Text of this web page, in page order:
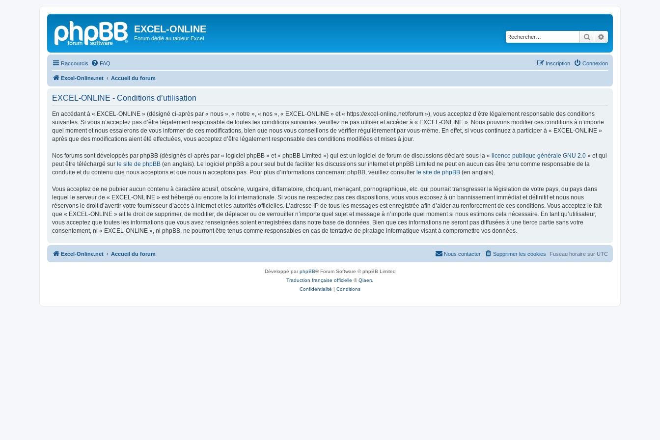
EXCEL-ONLINE
Forum dédié au tableur Excel Rechercher
Raccourcis FAQ Connexion
Inscription
Excel-Online.net Accueil du forum
EXCEL-ONLINE - Conditions d’utilisation
En accédant à « EXCEL-ONLINE » (désigné ci-après par « nous », « notre », « nos », « EXCEL-ONLINE » et « https://excel-online.net/forum »), vous acceptez d’être légalement responsable des conditions
suivantes. Si vous n’acceptez pas d’être légalement responsable de toutes les conditions suivantes, veuillez ne pas utiliser et accéder à « EXCEL-ONLINE ». Nous pouvons modifier ces conditions à n’importe
quel moment et nous essaierons de vous informer de ces modifications, bien que nous vous conseillons de vérifier régulièrement par vous-même. En effet, si vous continuez à participer à « EXCEL-ONLINE »
après que des modifications aient été effectuées, vous acceptez d’être légalement responsable des conditions modifiées et mises à jour.
Nos forums sont développés par phpBB (désignés ci-après par « logiciel phpBB » et « phpBB Limited ») qui est un logiciel de forum de discussions déclaré sous la « licence publique générale GNU 2.0 » et qui
peut être téléchargé sur le site de phpBB (en anglais). Le logiciel phpBB a pour seul but de faciliter les discussions sur internet et phpBB Limited ne peut en aucun cas être tenu comme responsable de la
conduite et du contenu que nous acceptons et que nous n’acceptons pas. Pour plus d’informations concernant phpBB, veuillez consulter le site de phpBB (en anglais).
Vous acceptez de ne publier aucun contenu à caractère abusif, obscène, vulgaire, diffamatoire, choquant, menaçant, pornographique, etc. qui pourrait transgresser la législation de votre pays, du pays dans
lequel le serveur de « EXCEL-ONLINE » est hébergé ou encore la loi internationale. Si vous ne respectez pas ces dispositions, vous vous exposez à un bannissement immédiat et définitif et nous nous
réservons le droit d’avertir votre fournisseur d’accès à internet et les autorités officielles. L’adresse IP de tous les messages est enregistrée afin d’aider au renforcement de ces conditions. Vous acceptez le fait
que « EXCEL-ONLINE » ait le droit de supprimer, de modifier, de déplacer ou de verrouiller n’importe quel sujet et message à n’importe quel moment si nous estimons cela nécessaire. En tant qu’utilisateur,
vous acceptez que toutes les informations que vous avez renseignées soient enregistrées dans notre base de données. Bien que ces informations ne seront pas diffusées à une tierce partie sans votre
consentement, ni « EXCEL-ONLINE », ni phpBB, ne pourront être tenus comme responsables en cas de tentative de piratage informatique visant à compromettre vos données.
Excel-Online.net Accueil du forum Fuseau horaire sur UTC
Supprimer les cookies
Nous contacter
Développé parphpBB® Forum Software © phpBB Limited
Traduction française officielle ©Qiaeru
Confidentialité | Conditions